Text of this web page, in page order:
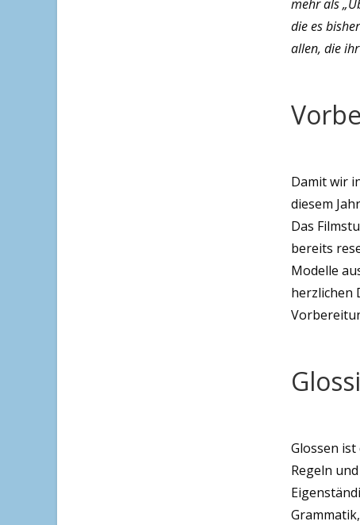
mehr als
die es
allen, die ihr
Damit wir
diesem
Das
bereits
Modelle
herzlichen
Glossen
Regeln